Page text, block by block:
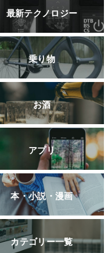
最新テクノロジー
乗り物
お酒
アプリ
本・小説・漫画
カテゴリー一覧